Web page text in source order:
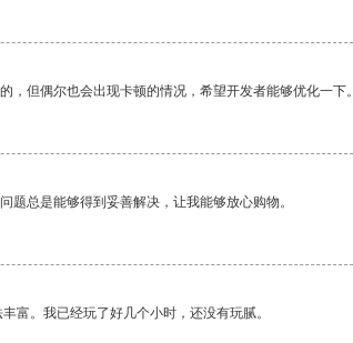
，但偶尔也会出现卡顿的情况，希望开发者能够优化一下。
题总是能够得到妥善解决，让我能够放心购物。
富。我已经玩了好几个小时，还没有玩腻。